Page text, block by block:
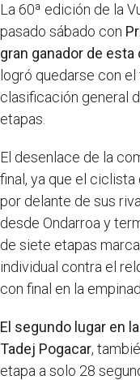
La 60ª edición de la
pasado sábado con
gran ganador de
logró quedarse con
clasificación general
etapas.
El desenlace de la
final, ya que el
por delante de sus
desde Ondarroa y
de siete etapas
individual contra el
con final en la
El segundo lugar en
Tadej Pogacar,
etapa a solo 28